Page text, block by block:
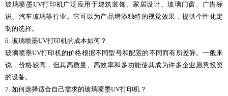
玻璃喷墨UV打印机广泛应用于建筑装饰、家居设计、玻璃门窗、广告标
识、汽车玻璃等行业。它可以为产品增添独特的视觉效果，提供个性化定
制的选择。
6. 玻璃喷墨UV打印机的成本如何？
玻璃喷墨UV打印机的价格根据不同型号和配置的不同而有所差异。一般来
说，价格较高，但其高质量、高效率和多功能使其成为许多企业愿意投资
的设备。
7. 如何选择适合自己需求的玻璃喷墨UV打印机？